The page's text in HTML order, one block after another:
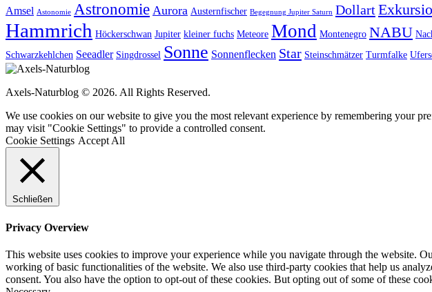
Amsel Astonomie Astronomie Aurora Austernfischer Begegnung Jupiter Saturn Dollart
Hammrich Höckerschwan Jupiter kleiner fuchs Meteore Mond Montenegro NABU
Schwarzkehlchen Seeadler Singdrossel Sonne Sonnenflecken Star Steinschmätzer Turmfalke
Axels-Naturblog © 2026. All Rights Reserved.
We use cookies on our website to give you the most relevant experience by remembering your
may visit "Cookie Settings" to provide a controlled consent.
Cookie Settings Accept All
Schließen
Privacy Overview
This website uses cookies to improve your experience while you navigate through the website.
working of basic functionalities of the website. We also use third-party cookies that help us
consent. You also have the option to opt-out of these cookies. But opting out of some of these